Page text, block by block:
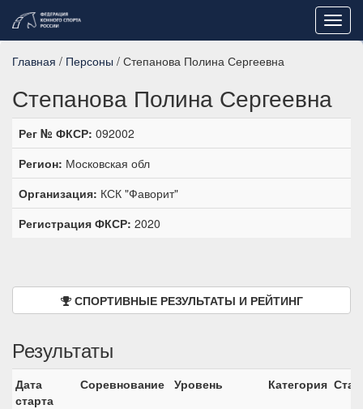
Главная / Персоны / Степанова Полина Сергеевна
Степанова Полина Сергеевна
Рег № ФКСР: 092002
Регион: Московская обл
Организация: КСК "Фаворит"
Регистрация ФКСР: 2020
СПОРТИВНЫЕ РЕЗУЛЬТАТЫ И РЕЙТИНГ
Результаты
Дата
старта
Соревнование Уровень Категория